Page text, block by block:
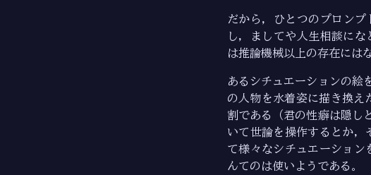
だから，ひとつのプロン
し，ましてや人生相談に
は推論機械以上の存在には
あるシチュエーションの
の人物を水着姿に描き換
割である（君の性癖は隠し
いて世論を操作するとか
て様々なシチュエーショ
んてのは使いようである。